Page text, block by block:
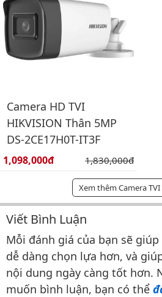
Camera HD TVI
HIKVISION Thân 5MP
DS-2CE17H0T-IT3F
Giá bán:
1,098,000đ Giá gốc:
1,830,000đ
Xem thêm Camera
Bình luận &
Viết Bình Luận
Mỗi đánh giá của bạn sẽ
dễ dàng chọn lựa hơn, và
nội dung ngày càng tốt hơn.
muốn bình luận, bạn có thể